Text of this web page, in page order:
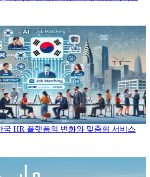
국 HR 플랫폼의 변화와 맞춤형 서비스